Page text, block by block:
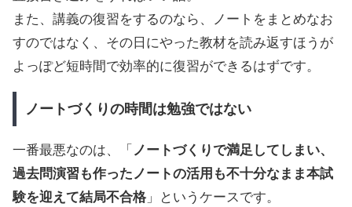
また、講義の復習をするのなら、ノートをまとめなお
すのではなく、その日にやった教材を読み返すほうが
よっぽど短時間で効率的に復習ができるはずです。
ノートづくりの時間は勉強ではない
一番最悪なのは、「 ノートづくりで満足してしまい、
過去問演習も作ったノートの活用も不十分なまま本試
験を迎えて結局不合格 」というケースです。